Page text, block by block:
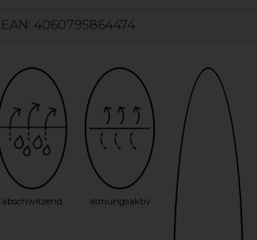
EAN: 4060795864474
abschwitzend atmungsaktiv